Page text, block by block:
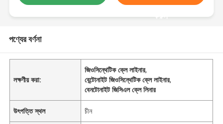
করুন
পণ্যের বর্ণনা
লক্ষণীয় করা:
জিওসিন্থেটিক ক্লে লাইনার,
বেন্টোনাইট জিওসিন্থেটিক ক্লে লাইনার,
বেনটোনাইট জিসিএল ক্লে লিনার
উৎপত্তি স্থল চীন